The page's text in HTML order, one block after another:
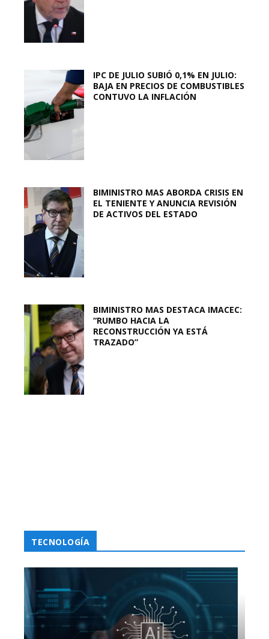
IPC DE JULIO SUBIÓ 0,1% EN JULIO:
BAJA EN PRECIOS DE COMBUSTIBLES
CONTUVO LA INFLACIÓN
BIMINISTRO MAS ABORDA CRISIS EN
EL TENIENTE Y ANUNCIA REVISIÓN
DE ACTIVOS DEL ESTADO
BIMINISTRO MAS DESTACA IMACEC:
“RUMBO HACIA LA
RECONSTRUCCIÓN YA ESTÁ
TRAZADO”
TECNOLOGÍA